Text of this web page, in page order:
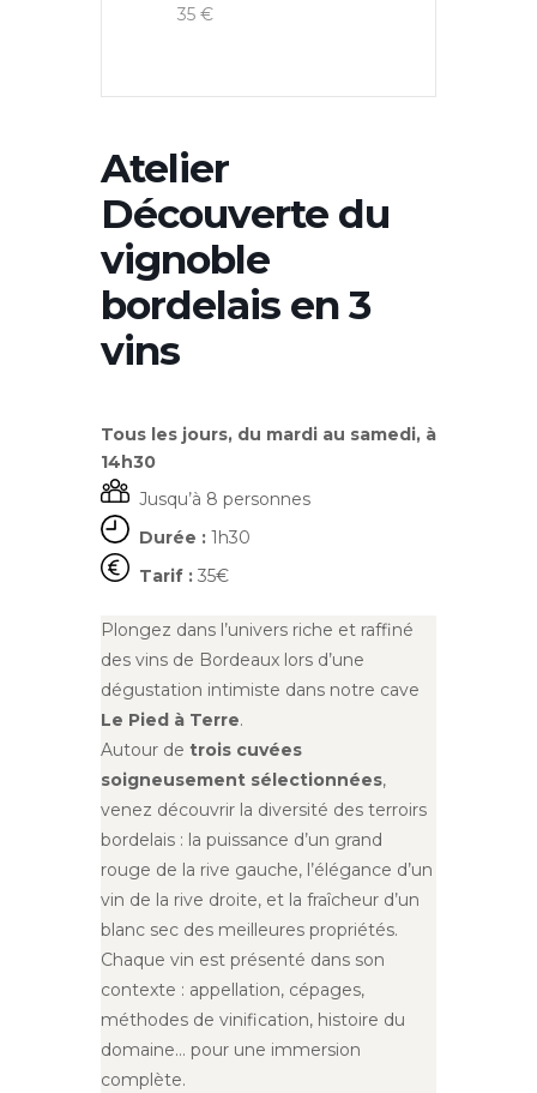
35 €
Atelier
Découverte du
vignoble
bordelais en 3
vins
Tous les jours, du mardi au samedi, à
14h30
Jusqu’à 8 personnes
Durée : 1h30
Tarif : 35€
Plongez dans l’univers riche et raffiné
des vins de Bordeaux lors d’une
dégustation intimiste dans notre cave
Le Pied à Terre.
Autour de trois cuvées
soigneusement sélectionnées,
venez découvrir la diversité des terroirs
bordelais : la puissance d’un grand
rouge de la rive gauche, l’élégance d’un
vin de la rive droite, et la fraîcheur d’un
blanc sec des meilleures propriétés.
Chaque vin est présenté dans son
contexte : appellation, cépages,
méthodes de vinification, histoire du
domaine… pour une immersion
complète.